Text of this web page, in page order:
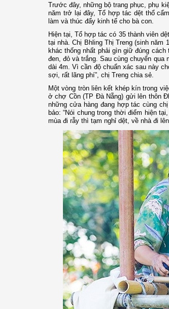
Trước đây, những bộ trang phục, phụ
năm trở lại đây, Tổ hợp tác dệt thổ
làm và thúc đẩy kinh tế cho bà con.
Hiện tại, Tổ hợp tác có 35 thành viên
tại nhà. Chị Bhling Thị Treng (sinh
khác thống nhất phải gìn giữ đúng
đen, đỏ và trắng. Sau cùng chuyển
dài 4m. Vì cần độ chuẩn xác sau này
sợi, rất lãng phí”, chị Treng chia sẻ.
Một vòng tròn liên kết khép kín trong
ở chợ Cồn (TP Đà Nẵng) gửi lên thôn
những cửa hàng đang hợp tác cùng
bảo: “Nói chung trong thời điểm hiện
mùa đi rẫy thì tạm nghỉ dệt, về nhà đi